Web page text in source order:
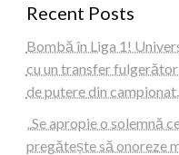
Recent Posts
Bombă în Liga 1!
cu un transfer
de putere din
„Se apropie o solemnă
pregătește să onoreze